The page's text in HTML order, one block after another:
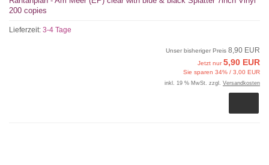
200 copies
Lieferzeit: 3-4 Tage
Unser bisheriger Preis 8,90 EUR
Jetzt nur5,90 EUR
Sie sparen 34% / 3,00 EUR
inkl. 19 % MwSt. zzgl. Versandkosten